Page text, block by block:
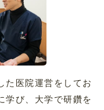
た医院運営をしてお
学び、大学で研鑽を